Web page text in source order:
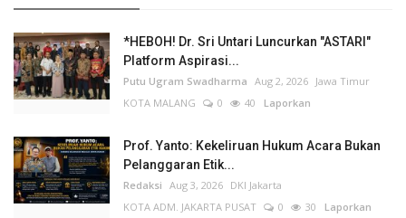
Pekerja Migran Indonesia
Ekonomi
Informasi Journalism
*HEBOH! Dr. Sri Untari Luncurkan "ASTARI"
Platform Aspirasi...
Putu Ugram Swadharma Aug 2, 2026 Jawa Timur
KOTA MALANG
0 40 Laporkan
Prof. Yanto: Kekeliruan Hukum Acara Bukan
Pelanggaran Etik...
Redaksi Aug 3, 2026 DKI Jakarta
KOTA ADM. JAKARTA PUSAT
0 30 Laporkan